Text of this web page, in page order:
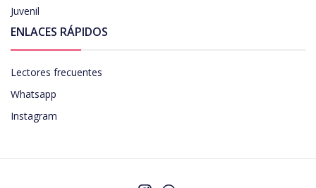
Juvenil
ENLACES RÁPIDOS
Lectores frecuentes
Whatsapp
Instagram